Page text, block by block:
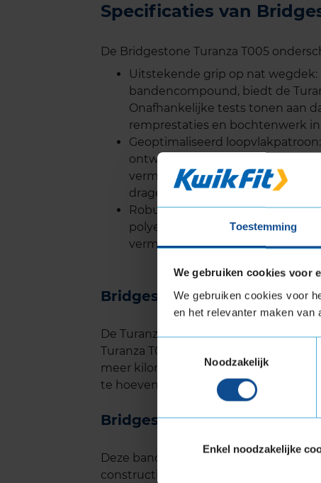
Toestemming
We gebruiken cookies voor
We gebruiken cookies voor
en het relevanter maken van
Toestemmingsselectie
Noodzakelijk
Enkel noodzakelijke
Specificaties van
De Bridgestone Turanza T005
Uitstekende grip op nat
bandencompound, biedt de
Onafhankelijke tests tonen aan
remprestaties en bochtenwerk
Geoptimaliseerd
ontworpen om water snel af te
vermindert. Hoge blokken in het
dragen bij aan de veiligheid bij
Robuuste constructie: De band
polyester en staal, wat niet
vermindert, waardoor je brandstof
Bridgestone Turanza T005
De Turanza T005 heeft een langere
Turanza T001 EVO. Interne tests van
meer kilometrage behaalt, wat
te hoeven vervangen.
Bridgestone Turanza T005
Deze band is ook ontworpen met
constructie zorgen voor een stille